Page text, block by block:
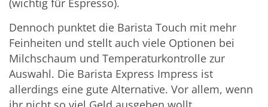
Dennoch punktet die Barista Touch mit mehr
Feinheiten und stellt auch viele Optionen bei
Milchschaum und Temperaturkontrolle zur
Auswahl. Die Barista Express Impress ist
allerdings eine gute Alternative. Vor allem, wenn